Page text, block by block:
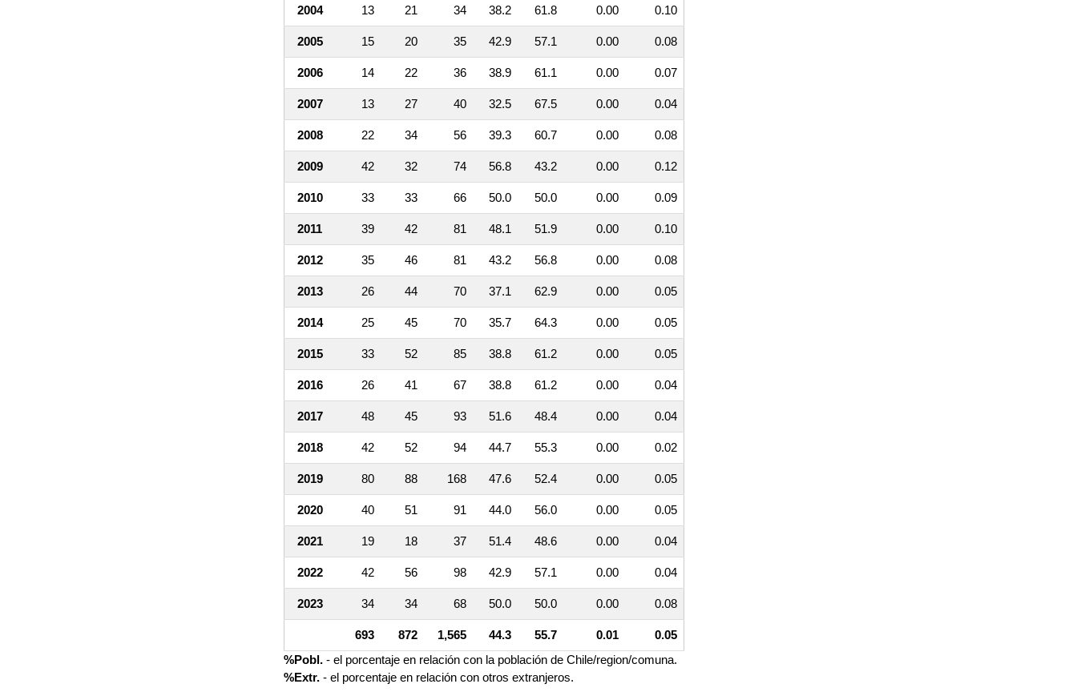
2004 13 21 34 38.2 61.8 0.00 0.10
2005 15 20 35 42.9 57.1 0.00 0.08
2006 14 22 36 38.9 61.1 0.00 0.07
2007 13 27 40 32.5 67.5 0.00 0.04
2008 22 34 56 39.3 60.7 0.00 0.08
2009 42 32 74 56.8 43.2 0.00 0.12
2010 33 33 66 50.0 50.0 0.00 0.09
2011 39 42 81 48.1 51.9 0.00 0.10
2012 35 46 81 43.2 56.8 0.00 0.08
2013 26 44 70 37.1 62.9 0.00 0.05
2014 25 45 70 35.7 64.3 0.00 0.05
2015 33 52 85 38.8 61.2 0.00 0.05
2016 26 41 67 38.8 61.2 0.00 0.04
2017 48 45 93 51.6 48.4 0.00 0.04
2018 42 52 94 44.7 55.3 0.00 0.02
2019 80 88 168 47.6 52.4 0.00 0.05
2020 40 51 91 44.0 56.0 0.00 0.05
2021 19 18 37 51.4 48.6 0.00 0.04
2022 42 56 98 42.9 57.1 0.00 0.04
2023 34 34 68 50.0 50.0 0.00 0.08
693 872 1,565 44.3 55.7 0.01
0.05
%Pobl. - el porcentaje en relación con la población de Chile/region/comuna.
%Extr. - el porcentaje en relación con otros extranjeros.